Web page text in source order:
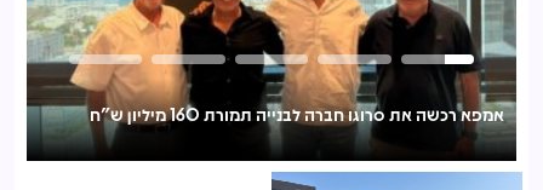
אמפא רכשה את סרוגו חברה לבנייה תמורת 160 מיליון ש"ח